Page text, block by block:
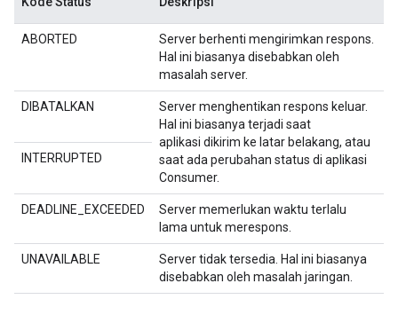
ABORTED
Server berhenti mengirimkan respons.
Hal ini biasanya disebabkan oleh
masalah server.
DIBATALKAN
Server menghentikan respons keluar.
Hal ini biasanya terjadi saat
aplikasi dikirim ke latar belakang, atau
saat ada perubahan status di aplikasi
Consumer.
INTERRUPTED
DEADLINE_EXCEEDED
Server memerlukan waktu terlalu
lama untuk merespons.
UNAVAILABLE
Server tidak tersedia. Hal ini biasanya
disebabkan oleh masalah jaringan.